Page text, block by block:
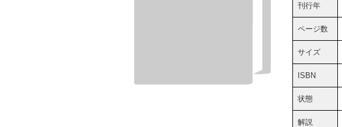
刊行年
ページ数
サイズ
ISBN
状態
解説